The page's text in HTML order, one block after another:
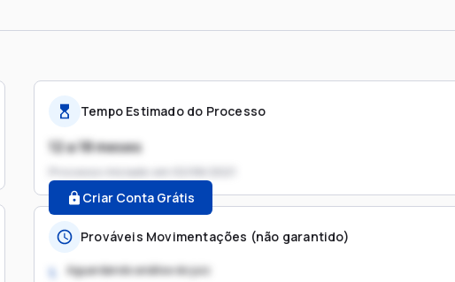
Tempo Estimado do Processo
12 a 18 meses
Processo iniciado em
Criar Conta Grátis
Prováveis Movimentações (não garantido)
1. Aguardando análise do juiz